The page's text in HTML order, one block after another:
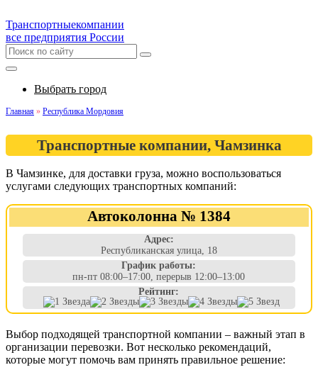
Транспортныекомпании
все предприятия России
Выбрать город
Главная » Республика Мордовия
Транспортные компании, Чамзинка
В Чамзинке, для доставки груза, можно воспользоваться
услугами следующих транспортных компаний:
Автоколонна № 1384
Адрес:
Республиканская улица, 18
График работы:
пн-пт 08:00–17:00, перерыв 12:00–13:00
Рейтинг:
Выбор подходящей транспортной компании – важный этап в
организации перевозки. Вот несколько рекомендаций,
которые могут помочь вам принять правильное решение: